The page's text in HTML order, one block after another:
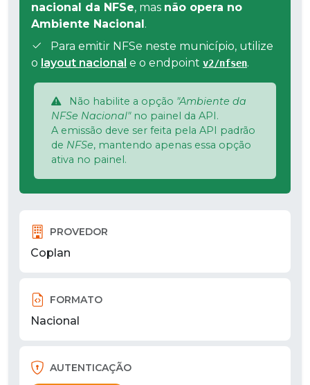
nacional da NFSe, mas não opera no
Ambiente Nacional .
Para emitir NFSe neste município, utilize
o layout nacional e o endpoint v2/nfsen.
Não habilite a opção "Ambiente da
NFSe Nacional"no painel da API.
A emissão deve ser feita pela API padrão
de NFSe, mantendo apenas essa opção
ativa no painel.
PROVEDOR
Coplan
FORMATO
Nacional
AUTENTICAÇÃO